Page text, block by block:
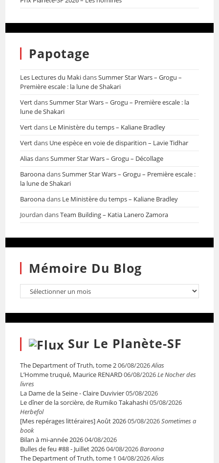
Papotage
Les Lectures du MakidansSummer Star Wars – Grogu –
Première escale : la lune de Shakari
VertdansSummer Star Wars – Grogu – Première escale : la
lune de Shakari
Vertdans Le Ministère du temps – Kaliane Bradley
Vertdans Une espèce en voie de disparition – Lavie Tidhar
AliasdansSummer Star Wars – Grogu – Décollage
BaroonadansSummer Star Wars – Grogu – Première escale :
la lune de Shakari
Baroonadans Le Ministère du temps – Kaliane Bradley
Jourdan dansTeam Building – Katia Lanero Zamora
Mémoire Du Blog
Sur Le Planète-SF
The Department of Truth, tome 206/08/2026Alias
L’Homme truqué, Maurice RENARD06/08/2026Le Nocher des
livres
La Dame de la Seine - Claire Duvivier05/08/2026
Le dîner de la sorcière, de Rumiko Takahashi05/08/2026
Herbefol
[Mes repérages littéraires] Août 202605/08/2026Sometimes a
book
Bilan à mi-année 202604/08/2026
Bulles de feu #88 - Juillet 202604/08/2026Baroona
The Department of Truth, tome 1 04/08/2026Alias